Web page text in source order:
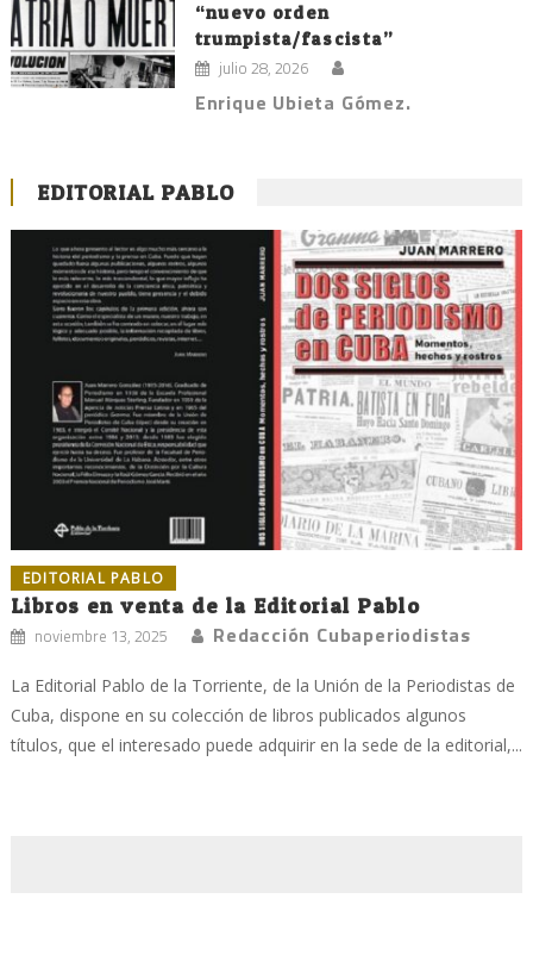
“nuevo orden
trumpista/fascista”
julio 28, 2026
Enrique Ubieta Gómez.
EDITORIAL PABLO
EDITORIAL PABLO
Libros en venta de la Editorial Pablo
noviembre 13, 2025 Redacción Cubaperiodistas
La Editorial Pablo de la Torriente, de la Unión de la Periodistas de
Cuba, dispone en su colección de libros publicados algunos
títulos, que el interesado puede adquirir en la sede de la editorial,...